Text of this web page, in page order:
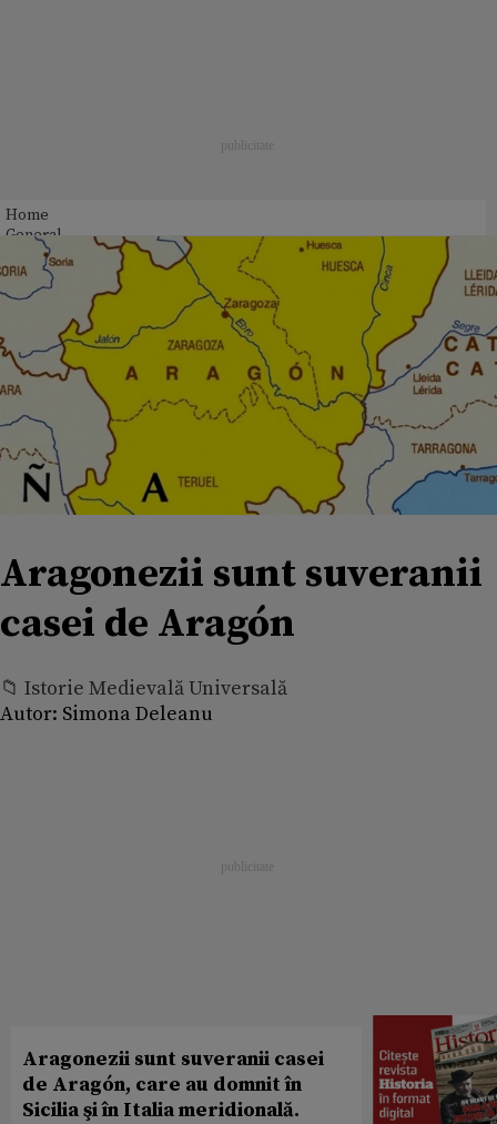
Home
General
Aragonezii sunt suveranii
casei de Aragón
📁 Istorie Medievală Universală
Autor: Simona Deleanu
Aragonezii sunt suveranii casei
de Aragón, care au domnit în
Sicilia şi în Italia meridională.